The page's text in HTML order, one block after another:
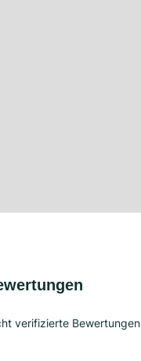
verifizierte Bewertungen